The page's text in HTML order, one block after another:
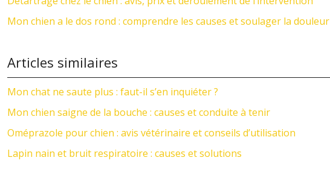
Mon chien a le dos rond : comprendre les causes et soulager la douleur
Articles similaires
Mon chat ne saute plus : faut-il s’en inquiéter ?
Mon chien saigne de la bouche : causes et conduite à tenir
Oméprazole pour chien : avis vétérinaire et conseils d’utilisation
Lapin nain et bruit respiratoire : causes et solutions